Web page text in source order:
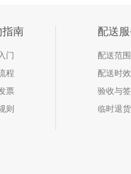
指南
门
程
票
则
配送
配送范围
配送时效
验收与
临时退货